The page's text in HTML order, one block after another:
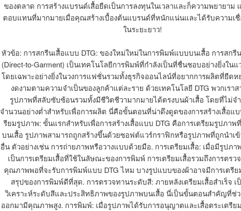
ของตลาด การสร้างแบรนด์เสื้อยืดเป็นการลงทุนในเวลาและก็ความพยายาม
ตอบแทนที่มากมายเมื่อคุณสร้างเบื้องต้นแบรนด์ที่หนักแน่นและได้รับความเชื่
ในระยะยาว!
หัวข้อ: การสกรีนเสื้อแบบ DTG: ของใหม่ใหม่ในการพิมพ์แบบบนเสื้อ การสกรี
(Direct-to-Garment) เป็นเทคโนโลยีการพิมพ์ที่กำลังเป็นที่ชื่นชอบอย่างยิ่งในแ
โดยเฉพาะอย่างยิ่งในวงการแฟชั่นรวมทั้งธุรกิจออนไลน์ที่อยากการผลิตที่ยืด
งดงามตามความจำเป็นของลูกค้าแต่ละราย ด้วยเทคโนโลยี DTG พวกเรา
รูปภาพที่สลับซับซ้อนรวมทั้งมีชีวิตชีวามากมายได้ตรงบนผ้าเสื้อ โดยที่ไม่จ
จำนวนอย่างต่ำสำหรับเพื่อการผลิต นี่คือขั้นตอนที่น่าดึงดูดของการสร้างเสื้อแบ
รียมรูปภาพ: ขั้นแรกสำหรับเพื่อการสร้างเสื้อแบบ DTG คือการเตรียมรูปภา
บนเสื้อ รูปภาพสามารถถูกสร้างขึ้นด้วยซอฟต์แวร์กราฟิกหรือรูปภาพที่ถูกนำเ
อื่น ตัวอย่างเช่น การถ่ายภาพหรือวางแบบด้วยมือ. การเตรียมเสื้อ: เมื่อมีรูปภ
เป็นการเตรียมเสื้อที่ใช้ในลัษณะของการพิมพ์ การเตรียมเสื้อรวมถึงการตรว
คุณภาพพอที่จะรับการพิมพ์แบบ DTG ไหม บางรูปแบบของผ้าอาจมีการเตรีย
สรุปของการพิมพ์ดีที่สุด. การตรวจทานระดับสี: ภายหลังเตรียมเสื้อสำเร็จ เ
วิเคราะห์ระดับสีและประสิทธิภาพของรูปภาพบนเสื้อ นี่เป็นขั้นตอนสำคัญที่ช่
ออกมามีคุณภาพสูง. การพิมพ์: เมื่อรูปภาพได้รับการอนุญาตและเสื้อตระเตรีย